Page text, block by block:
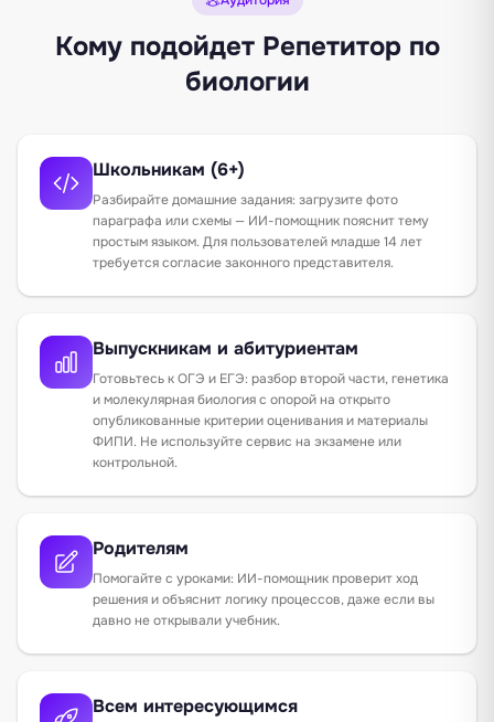
Кому подойдет Репетитор по
биологии
Школьникам (6+)
Разбирайте домашние задания: загрузите фото
параграфа или схемы — ИИ-помощник пояснит тему
простым языком. Для пользователей младше 14 лет
требуется согласие законного представителя.
Выпускникам и абитуриентам
Готовьтесь к ОГЭ и ЕГЭ: разбор второй части, генетика
и молекулярная биология с опорой на открыто
опубликованные критерии оценивания и материалы
ФИПИ. Не используйте сервис на экзамене или
контрольной.
Родителям
Помогайте с уроками: ИИ-помощник проверит ход
решения и объяснит логику процессов, даже если вы
давно не открывали учебник.
Всем интересующимся